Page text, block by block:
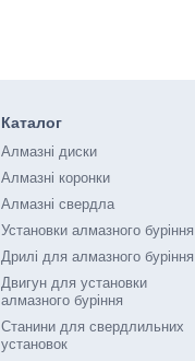
Каталог
Алмазні диски
Алмазні коронки
Алмазні свердла
Установки алмазного буріння
Дрилі для алмазного буріння
Двигун для установки
алмазного буріння
Станини для свердлильних
установок